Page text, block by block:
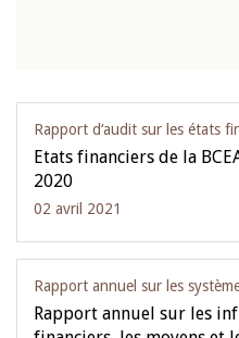
Rapport d‘audit sur les états
Etats financiers de la
2020
02 avril 2021
Rapport annuel sur les
Rapport annuel sur les